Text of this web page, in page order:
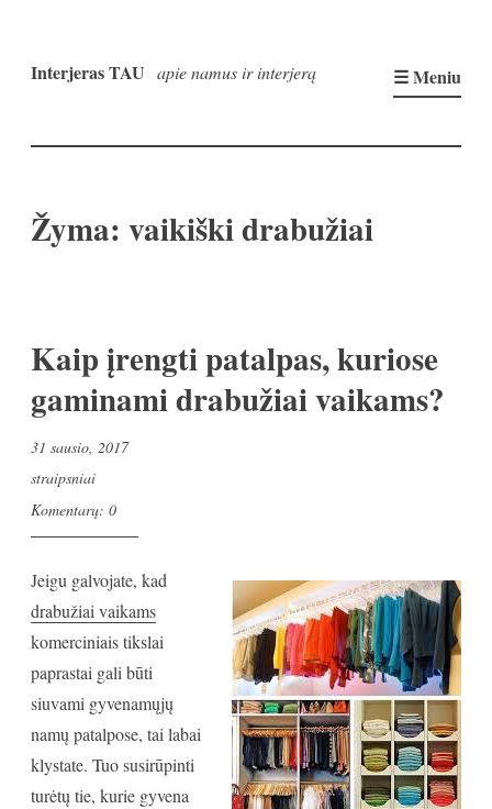
prie
Interjeras TAU apie namus ir interjerą ☰ Meniu
Žyma: vaikiški drabužiai
Kaip įrengti patalpas, kuriose
gaminami drabužiai vaikams?
31 sausio, 2017
straipsniai
Komentarų: 0
Jeigu galvojate, kad
drabužiai vaikams
komerciniais tikslai
paprastai gali būti
siuvami gyvenamųjų
namų patalpose, tai labai
klystate. Tuo susirūpinti
turėtų tie, kurie gyvena